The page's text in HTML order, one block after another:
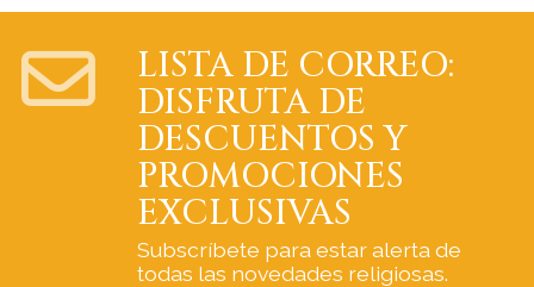
LISTA DE CORREO:
DISFRUTA DE
DESCUENTOS Y
PROMOCIONES
EXCLUSIVAS
Subscríbete para estar alerta de
todas las novedades religiosas.